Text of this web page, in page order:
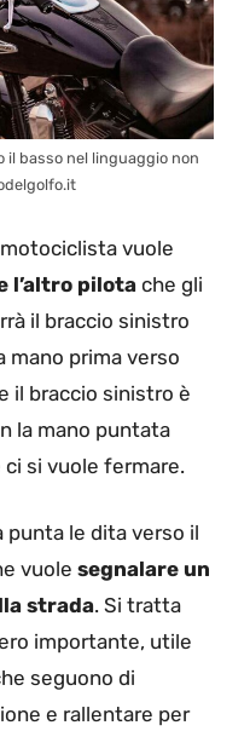
il basso nel linguaggio non
vuole
l’altro pilota che gli
il braccio sinistro
mano prima verso
il braccio sinistro è
la mano puntata
si vuole fermare.
punta le dita verso il
vuole segnalare un
strada. Si tratta
importante, utile
seguono di
e rallentare per